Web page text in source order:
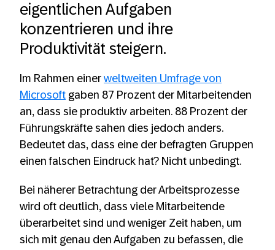
eigentlichen Aufgaben
konzentrieren und ihre
Produktivität steigern.
Im Rahmen einer weltweiten Umfrage von
Microsoft gaben 87 Prozent der Mitarbeitenden
an, dass sie produktiv arbeiten. 88 Prozent der
Führungskräfte sahen dies jedoch anders.
Bedeutet das, dass eine der befragten Gruppen
einen falschen Eindruck hat? Nicht unbedingt.
Bei näherer Betrachtung der Arbeitsprozesse
wird oft deutlich, dass viele Mitarbeitende
überarbeitet sind und weniger Zeit haben, um
sich mit genau den Aufgaben zu befassen, die